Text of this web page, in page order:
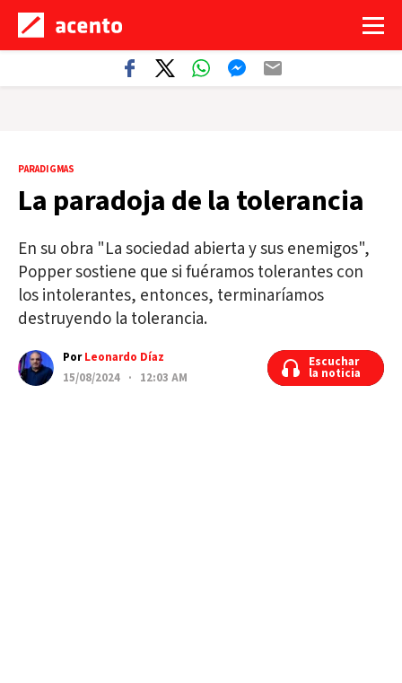
PARADIGMAS
La paradoja de la tolerancia
En su obra "La sociedad abierta y sus enemigos",
Popper sostiene que si fuéramos tolerantes con
los intolerantes, entonces, terminaríamos
destruyendo la tolerancia.
PorLeonardo Díaz
15/08/2024 · 12:03 AM
Escuchar
la noticia
Escuchar
la noticia